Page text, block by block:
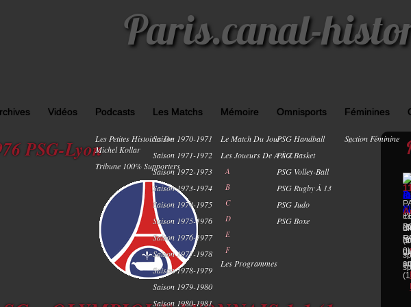
Paris.canal-
Vidéos Podcasts
Les Petites Histoires De
Michel Kollar
Tribune 100% Supporters
Les Matchs
Saison 1970-1971
Saison 1971-1972
Saison 1972-1973
Saison 1973-1974
Saison 1974-1975
Saison 1975-1976
Saison 1976-1977
Saison 1977-1978
Saison 1978-1979
Saison 1979-1980
Saison 1980-1981
Mémoire
Le Match Du Jour
Les Joueurs De A À Z
A
B
C
D
E
F
Les Programmes
Omnisports
PSG Handball
PSG Basket
PSG Volley-Ball
PSG Rugby À 13
PSG Judo
PSG Boxe
Féminines
Section Féminine
0
PSG-Lyon